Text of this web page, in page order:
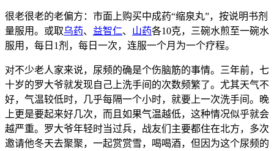
很老很老的老偏方：市面上购买中成药“缩泉丸”，按说明书剂
量服用。或取乌药、 益智仁、 山药各10克，三碗水煎至一碗水
服用，每日1剂，每日一次，连服一个月为一个疗程。
对不少老人家来说，尿频的确是个伤脑筋的事情。三年前，七
十岁的罗大爷就发现自己上洗手间的次数频繁了。尤其天气不
好，气温较低时，几乎每隔一个小时，就要上一次洗手间。晚
上更是要起来好几次，而且如果气温越低，这种情况似乎就会
越严重。罗大爷年轻时当过兵，战友们主要都住在北方，多次
邀请他冬天去聚聚，一起赏赏雪，喝喝酒，但因为这个尿频的